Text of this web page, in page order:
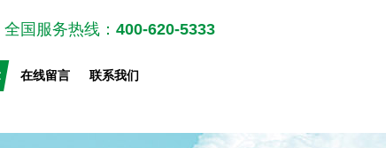
全国服务热线： 400-620-5333
在线留言 联系我们